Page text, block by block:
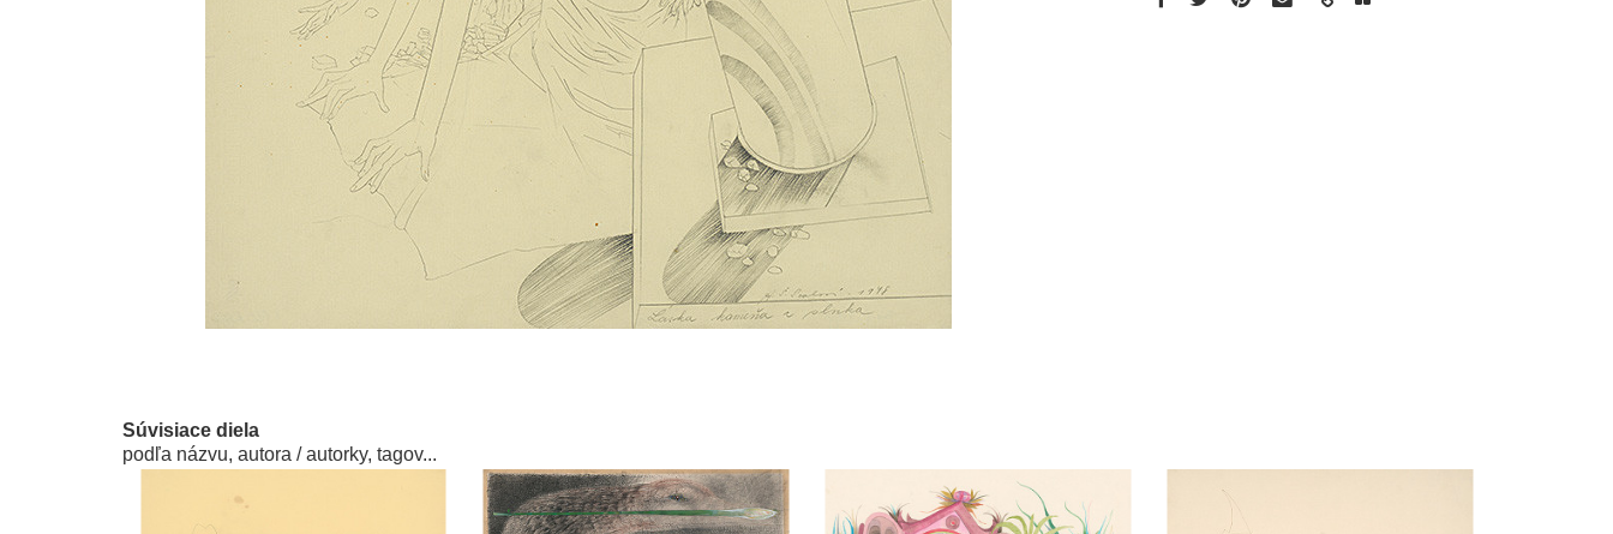
Súvisiace diela
podľa názvu, autora / autorky, tagov...